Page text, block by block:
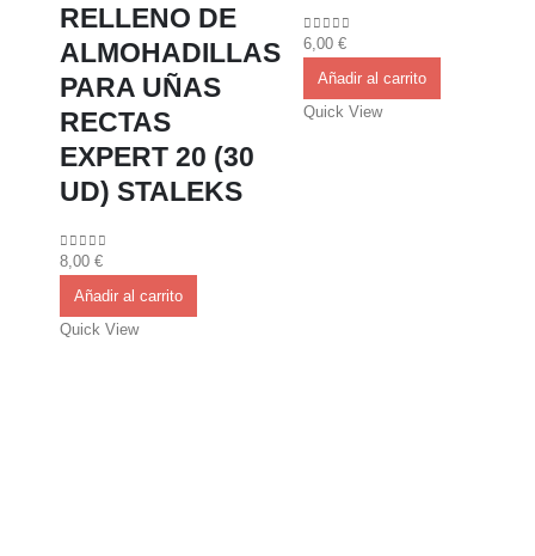
RELLENO DE
ALMOHADILLAS
PARA UÑAS
RECTAS
EXPERT 20 (30
UD) STALEKS
0out of 5
8,00 €
Añadir al carrito
Quick View
0out of 5
6,00 €
Añadir al carrito
Quick View